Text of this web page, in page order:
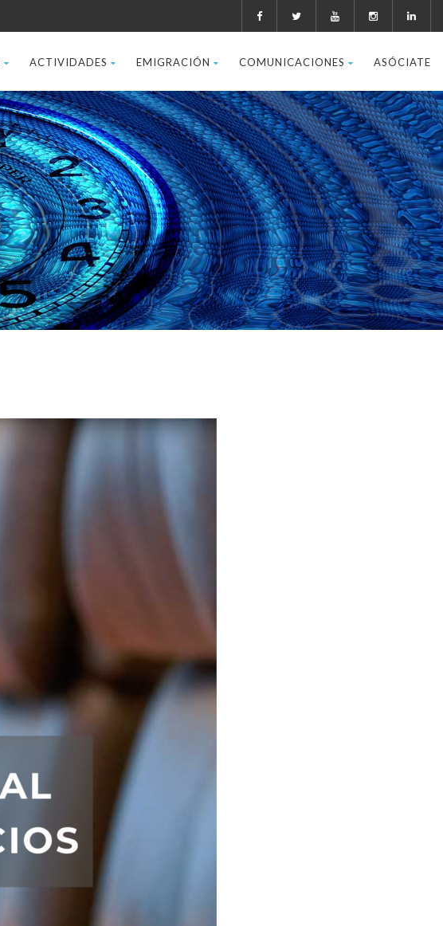
ACTIVIDADES EMIGRACIÓN COMUNICACIONES ASÓCIATE